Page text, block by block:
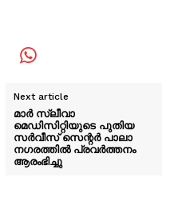
Next article
മാർ സ്ലീവാ
മെഡിസിറ്റിയുടെ പുതിയ
സർവീസ് സെന്റർ പാലാ
നഗരത്തിൽ പ്രവർത്തനം
ആരംഭിച്ചു